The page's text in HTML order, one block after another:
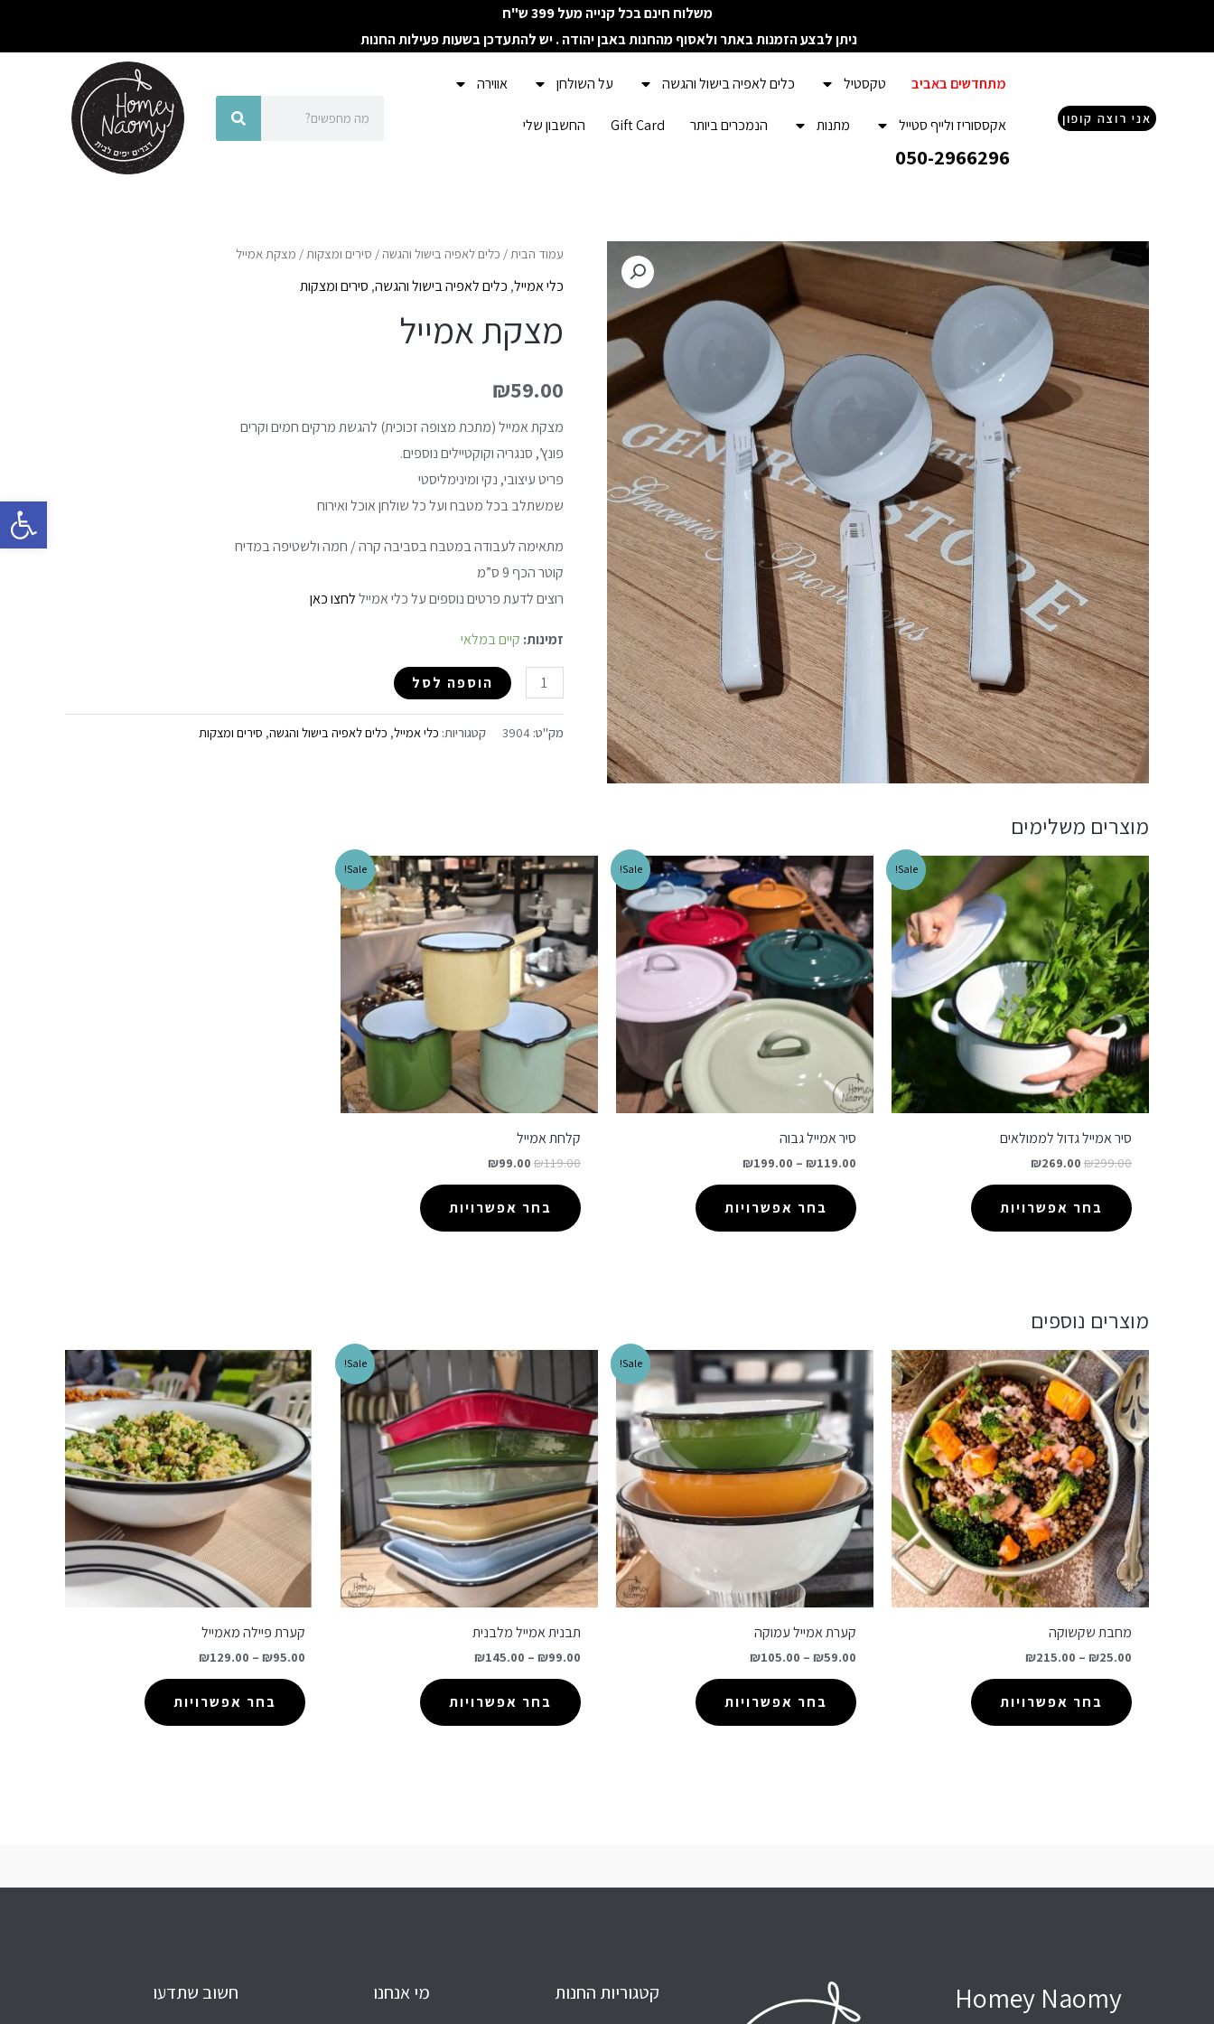
פתח
משלוח חינם בכל קנייה מעל 399 ש"ח
ניתן לבצע הזמנות באתר ולאסוף מהחנות באבן יהודה . יש להתעדכן בשעות פעילות החנות
אני רוצה קופון
מתחדשים באביב טקסטיל כלים לאפיה בישול והגשה על השולחן אווירה
אקססוריז ולייף סטייל מתנות הנמכרים ביותר Gift Card החשבון שלי
050-2966296
חיפוש
עמוד הבית/ כלים לאפיה בישול והגשה / סירים ומצקות/ מצקת אמייל
כלי אמייל, כלים לאפיה בישול והגשה, סירים ומצקות
מצקת אמייל
₪59.00
מצקת אמייל (מתכת מצופה זכוכית) להגשת מרקים חמים וקרים
פונץ’, סנגריה וקוקטיילים נוספים.
פריט עיצובי, נקי ומינימליסטי
שמשתלב בכל מטבח ועל כל שולחן אוכל ואירוח
מתאימה לעבודה במטבח בסביבה קרה / חמה ולשטיפה במדיח
קוטר הכף 9 ס”מ
רוצים לדעת פרטים נוספים על כלי אמייללחצו כאן
זמינות: קיים במלאי
כמות
של
אמייל
הוספה לסל
מק"ט: 3904 קטגוריות: כלי אמייל, כלים לאפיה בישול והגשה, סירים ומצקות
מוצרים משלימים
Sale!
סיר אמייל גדול לממולאים
₪299.00
₪269.00
בחר אפשרויות
Sale!
סיר אמייל גבוה
₪119.00
–
₪199.00
בחר אפשרויות
Sale!
קלחת אמייל
₪119.00
₪99.00
בחר אפשרויות
מוצרים נוספים
מחבת שקשוקה
₪25.00
–
₪215.00
בחר אפשרויות
Sale!
קערת אמייל עמוקה
₪59.00
–
₪105.00
בחר אפשרויות
Sale!
תבנית אמייל מלבנית
₪99.00
–
₪145.00
בחר אפשרויות
קערת פיילה מאמייל
₪95.00
–
₪129.00
בחר אפשרויות
Homey Naomy קטגוריות החנות מי אנחנו חשוב שתדעו